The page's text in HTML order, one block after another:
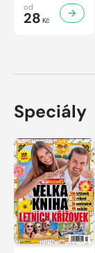
od
28 Kč
Speciály